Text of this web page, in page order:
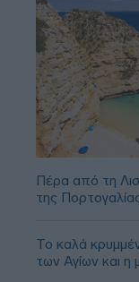
Πέρα από τη
της
Το καλά
των Αγίων και η